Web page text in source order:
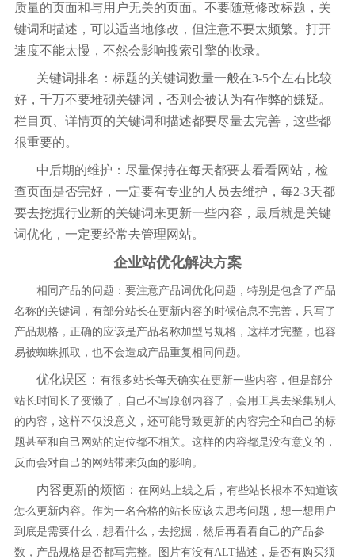
质量的页面和与用户无关的页面。不要随意修改标题，关
键词和描述，可以适当地修改，但注意不要太频繁。打开
速度不能太慢，不然会影响搜索引擎的收录。
关键词排名：标题的关键词数量一般在3-5个左右比较
好，千万不要堆砌关键词，否则会被认为有作弊的嫌疑。
栏目页、详情页的关键词和描述都要尽量去完善，这些都
很重要的。
中后期的维护：尽量保持在每天都要去看看网站，检
查页面是否完好，一定要有专业的人员去维护，每2-3天都
要去挖掘行业新的关键词来更新一些内容，最后就是关键
词优化，一定要经常去管理网站。
企业站优化解决方案
相同产品的问题：要注意产品词优化问题，特别是包含了产品
名称的关键词，有部分站长在更新内容的时候信息不完善，只写了
产品规格，正确的应该是产品名称加型号规格，这样才完整，也容
易被蜘蛛抓取，也不会造成产品重复相同问题。
优化误区：有很多站长每天确实在更新一些内容，但是部分
站长时间长了变懒了，自己不写原创内容了，会用工具去采集别人
的内容，这样不仅没意义，还可能导致更新的内容完全和自己的标
题甚至和自己网站的定位都不相关。这样的内容都是没有意义的，
反而会对自己的网站带来负面的影响。
内容更新的烦恼：在网站上线之后，有些站长根本不知道该
怎么更新内容。作为一名合格的站长应该去思考问题，想一想用户
到底是需要什么，想看什么，去挖掘，然后再看看自己的产品参
数，产品规格是否都写完整。图片有没有ALT描述，是否有购买须